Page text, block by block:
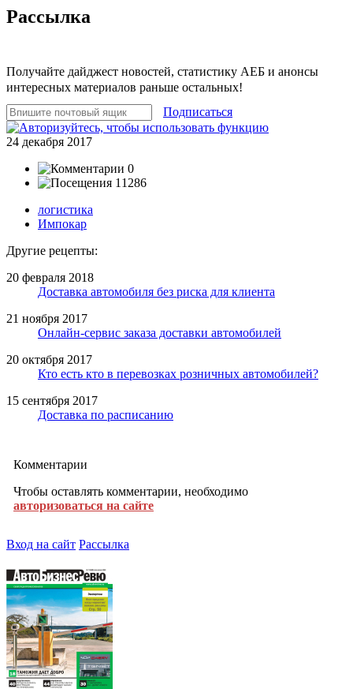
Рассылка
Получайте дайджест новостей, статистику АЕБ и анонсы
интересных материалов раньше остальных!
Подписаться
24 декабря 2017
0
11286
логистика
Импокар
Другие рецепты:
20 февраля 2018
Доставка автомобиля без риска для клиента
21 ноября 2017
Онлайн-сервис заказа доставки автомобилей
20 октября 2017
Кто есть кто в перевозках розничных автомобилей?
15 сентября 2017
Доставка по расписанию
Комментарии
Чтобы оставлять комментарии, необходимо
авторизоваться на сайте
Вход на сайт Рассылка